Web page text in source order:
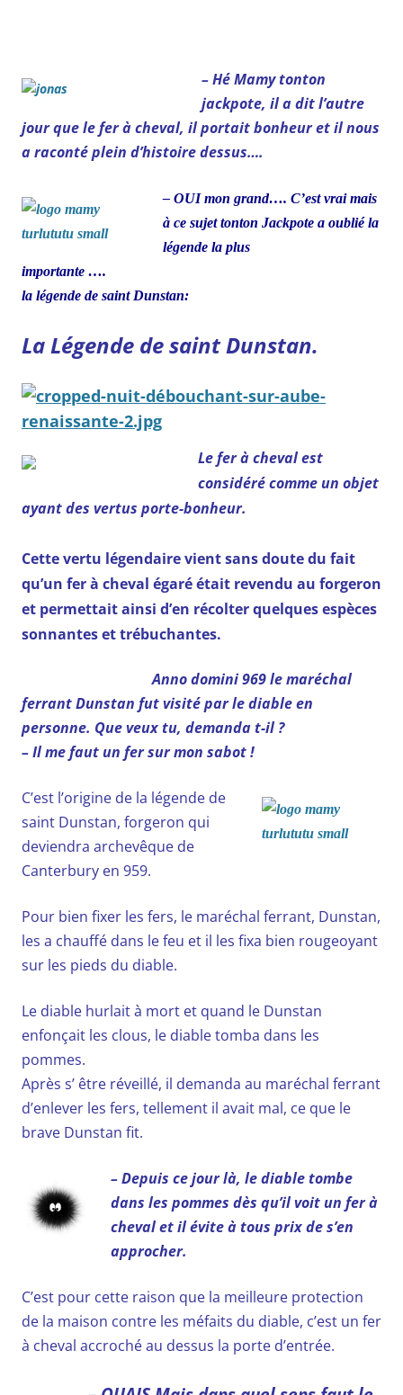
– Hé Mamy tonton
jackpote, il a dit l’autre
jour que le fer à cheval, il portait bonheur et il nous
a raconté plein d’histoire dessus….
– OUI mon grand…. C’est vrai mais
à ce sujet tonton Jackpote a oublié la
légende la plus
importante ….
la légende de saint Dunstan:
La Légende de saint Dunstan.
Le fer à cheval est
considéré comme un objet
ayant des vertus porte-bonheur.
Cette vertu légendaire vient sans doute du fait
qu’un fer à cheval égaré était revendu au forgeron
et permettait ainsi d’en récolter quelques espèces
sonnantes et trébuchantes.
Anno domini969 le maréchal
ferrant Dunstan fut visité par le diable en
personne. Que veux tu, demanda t-il ?
– Il me faut un fer sur mon sabot !
C’est l’origine de la légende de
saint Dunstan, forgeron qui
deviendra archevêque de
Canterbury en 959.
Pour bien fixer les fers, le maréchal ferrant, Dunstan,
les a chauffé dans le feu et il les fixa bien rougeoyant
sur les pieds du diable.
Le diable hurlait à mort et quand le Dunstan
enfonçait les clous, le diable tomba dans les
pommes.
Après s’ être réveillé, il demanda au maréchal ferrant
d’enlever les fers, tellement il avait mal, ce que le
brave Dunstan fit.
– Depuis ce jour là, le diable tombe
dans les pommes dès qu’il voit un fer à
cheval et il évite à tous prix de s’en
approcher.
C’est pour cette raison que la meilleure protection
de la maison contre les méfaits du diable, c’est un fer
à cheval accroché au dessus la porte d’entrée.